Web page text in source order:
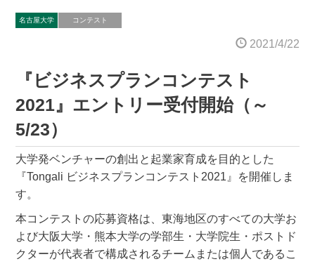
名古屋大学 コンテスト
2021/4/22
『ビジネスプランコンテスト
2021』エントリー受付開始（～
5/23）
大学発ベンチャーの創出と起業家育成を目的とした
『Tongali ビジネスプランコンテスト2021』を開催しま
す。
本コンテストの応募資格は、東海地区のすべての大学お
よび大阪大学・熊本大学の学部生・大学院生・ポストド
クターが代表者で構成されるチームまたは個人であるこ